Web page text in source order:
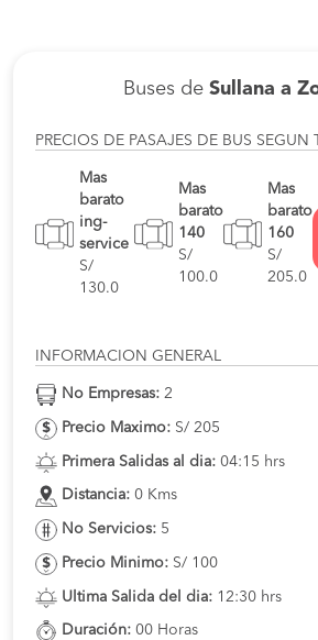
Buses de Sullana a
PRECIOS DE PASAJES DE BUS
Mas
barato
ing-
service
S/
130.0
Mas
barato
140
S/
100.0
Mas
barato
160
S/
205.0
INFORMACION GENERAL
No Empresas: 2
Precio Maximo: S/ 205
Primera Salidas al dia: 04:15 hrs
Distancia: 0 Kms
No Servicios: 5
Precio Minimo: S/ 100
Ultima Salida del dia: 12:30 hrs
Duración: 00 Horas